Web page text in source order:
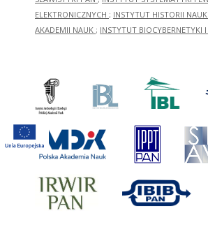
ELEKTRONICZNYCH ; INSTYTUT HISTORII
AKADEMII NAUK ; INSTYTUT BIOCYBERNETYKI